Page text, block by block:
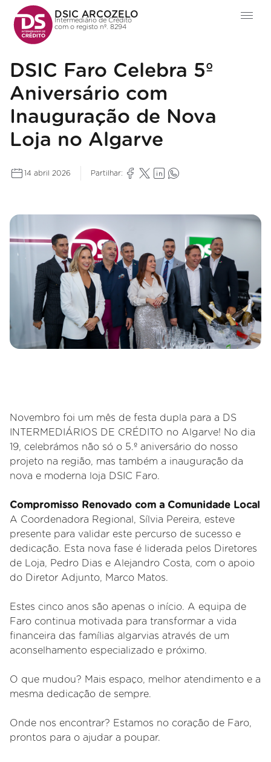
DSIC ARCOZELO
Intermediário de Crédito
com o registo nº. 8294
DSIC Faro Celebra 5º
Aniversário com
Inauguração de Nova
Loja no Algarve
14 abril 2026 Partilhar:
Novembro foi um mês de festa dupla para a DS
INTERMEDIÁRIOS DE CRÉDITO no Algarve! No dia
19, celebrámos não só o 5.º aniversário do nosso
projeto na região, mas também a inauguração da
nova e moderna loja DSIC Faro.
Compromisso Renovado com a Comunidade Local
A Coordenadora Regional, Sílvia Pereira, esteve
presente para validar este percurso de sucesso e
dedicação. Esta nova fase é liderada pelos Diretores
de Loja, Pedro Dias e Alejandro Costa, com o apoio
do Diretor Adjunto, Marco Matos.
Estes cinco anos são apenas o início. A equipa de
Faro continua motivada para transformar a vida
financeira das famílias algarvias através de um
aconselhamento especializado e próximo.
O que mudou? Mais espaço, melhor atendimento e a
mesma dedicação de sempre.
Onde nos encontrar? Estamos no coração de Faro,
prontos para o ajudar a poupar.